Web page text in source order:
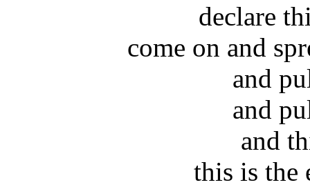
declare
come on and
and
and
and
this is the